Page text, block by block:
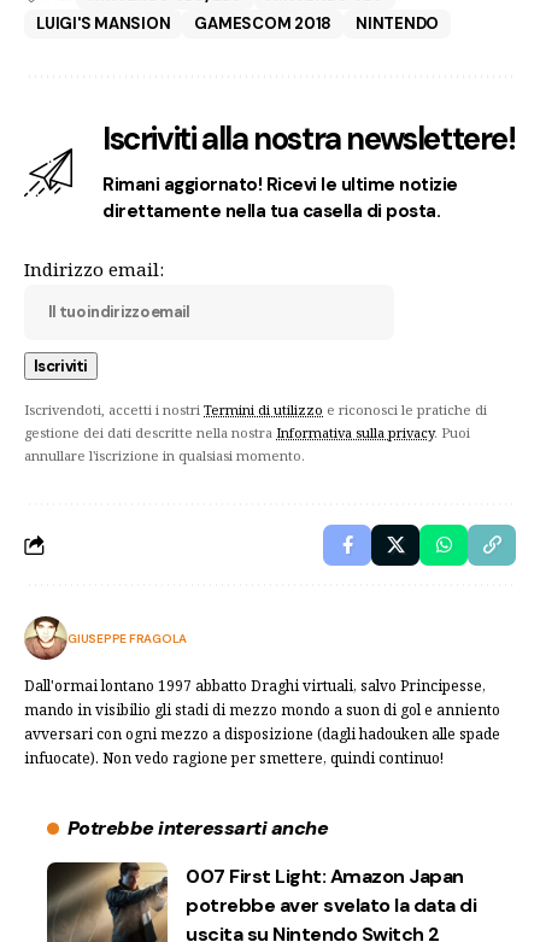
LUIGI'S MANSION
GAMESCOM 2018 NINTENDO
Iscriviti alla nostra newslettere!
Rimani aggiornato! Ricevi le ultime notizie
direttamente nella tua casella di posta.
Indirizzo email:
Iscrivendoti, accetti i nostri Termini di utilizzo e riconosci le pratiche di
gestione dei dati descritte nella nostra Informativa sulla privacy. Puoi
annullare l'iscrizione in qualsiasi momento.
GIUSEPPE FRAGOLA
Dall'ormai lontano 1997 abbatto Draghi virtuali, salvo Principesse,
mando in visibilio gli stadi di mezzo mondo a suon di gol e anniento
avversari con ogni mezzo a disposizione (dagli hadouken alle spade
infuocate). Non vedo ragione per smettere, quindi continuo!
Potrebbe interessarti anche
007 First Light: Amazon Japan
potrebbe aver svelato la data di
uscita su Nintendo Switch 2